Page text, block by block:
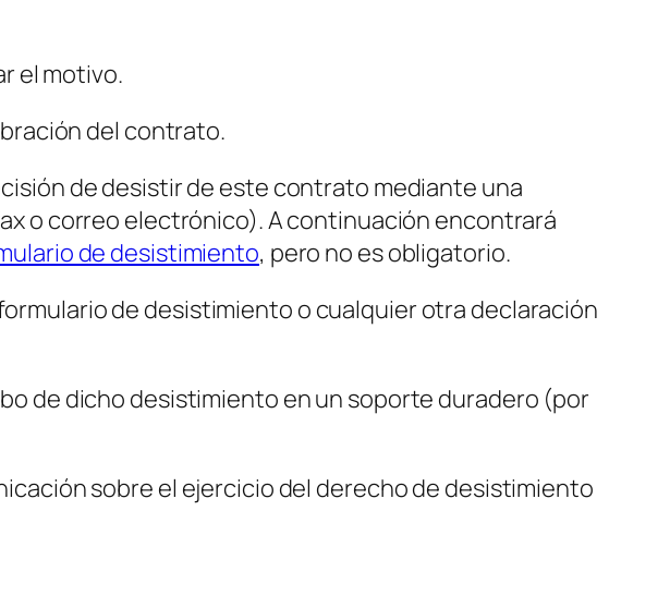
el motivo.
del contrato.
de desistir de este contrato mediante una
o correo electrónico). A continuación encontrará
de desistimiento, pero no es obligatorio.
de desistimiento o cualquier otra declaración
de dicho desistimiento en un soporte duradero (por
sobre el ejercicio del derecho de desistimiento